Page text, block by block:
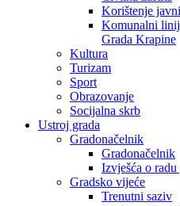
Korištenje
Komunalni
Grada Krapine
Kultura
Turizam
Sport
Obrazovanje
Socijalna skrb
Ustroj grada
Gradonačelnik
Gradonačelnik
Izvješća o
Gradsko vijeće
Trenutni saziv